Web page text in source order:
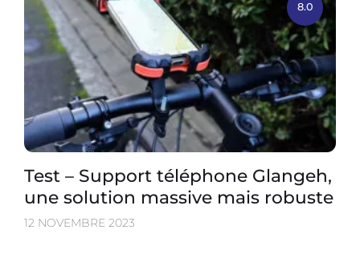
8.0
Test – Support téléphone Glangeh,
une solution massive mais robuste
12 NOVEMBRE 2023